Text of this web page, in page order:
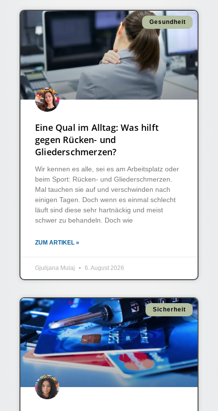
Gesundheit
Eine Qual im Alltag: Was hilft
gegen Rücken- und
Gliederschmerzen?
Wir kennen es alle, sei es am Arbeitsplatz oder
beim Sport: Rücken- und Gliederschmerzen.
Mal tauchen sie auf und verschwinden nach
einigen Tagen. Doch wenn es einmal schlecht
läuft sind diese sehr hartnäckig und meist
schwer zu behandeln. Doch wie
ZUM ARTIKEL »
Gjulijana Mulaj 6. August 2026
Sicherheit